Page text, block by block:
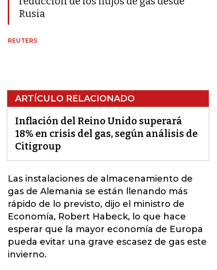
Rusia
REUTERS
ARTÍCULO RELACIONADO
Inflación del Reino Unido superará
18% en crisis del gas, según análisis de
Citigroup
Las instalaciones de almacenamiento de
gas de Alemania se están llenando más
rápido de lo previsto, dijo el ministro de
Economía, Robert Habeck, lo que hace
esperar que la mayor economía de Europa
pueda evitar una grave escasez de gas este
invierno.